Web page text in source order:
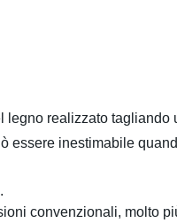
realizzato
essere inestimabile
convenzionali, molto